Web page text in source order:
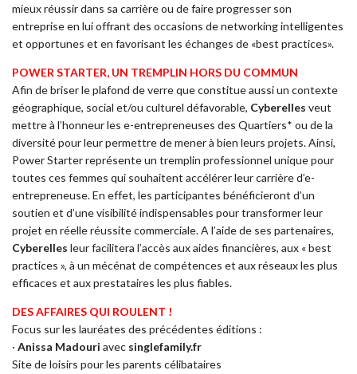
mieux réussir dans sa carrière ou de faire progresser son
entreprise en lui offrant des occasions de networking intelligentes
et opportunes et en favorisant les échanges de «best practices».
POWER STARTER, UN TREMPLIN HORS DU COMMUN
Afin de briser le plafond de verre que constitue aussi un contexte
géographique, social et/ou culturel défavorable, Cyberelles veut
mettre à l’honneur les e-entrepreneuses des Quartiers* ou de la
diversité pour leur permettre de mener à bien leurs projets. Ainsi,
Power Starter représente un tremplin professionnel unique pour
toutes ces femmes qui souhaitent accélérer leur carrière d’e-
entrepreneuse. En effet, les participantes bénéficieront d’un
soutien et d’une visibilité indispensables pour transformer leur
projet en réelle réussite commerciale. A l’aide de ses partenaires,
Cyberelles leur facilitera l’accès aux aides financières, aux « best
practices », à un mécénat de compétences et aux réseaux les plus
efficaces et aux prestataires les plus fiables.
DES AFFAIRES QUI ROULENT !
Focus sur les lauréates des précédentes éditions :
· Anissa Madouri avec singlefamily.fr
Site de loisirs pour les parents célibataires